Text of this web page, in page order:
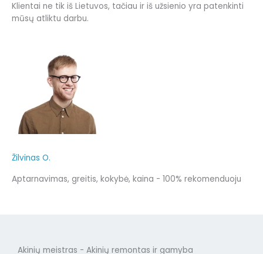
Klientai ne tik iš Lietuvos, tačiau ir iš užsienio yra patenkinti
mūsų atliktu darbu.
Žilvinas O.
Aptarnavimas, greitis, kokybė, kaina - 100% rekomenduoju
Akinių meistras - Akinių remontas ir gamyba